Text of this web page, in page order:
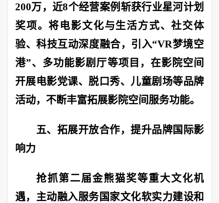
200万，近8个经营案例斩获行业星河计划
奖项。将电影文化与生活方式、社交体
验、科技互动深度融合，引入“VR梦境空
港”、多功能影剧厅等项目，在影院空间
开展电影党课、脱口秀、儿童剧场等品牌
活动，不断丰富拓展影院空间服务功能。
五、拓展开放合作，提升品牌国际影
响力
抢抓第二届金熊猫奖等重大文化机
遇，主动融入服务国家文化软实力建设和